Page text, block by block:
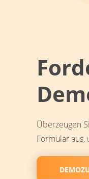
Überzeugen
Formular